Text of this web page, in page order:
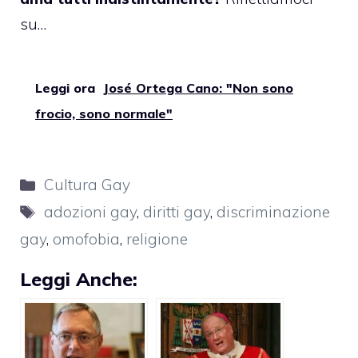
su…
Leggi ora
José Ortega Cano: "Non sono
frocio, sono normale"
Categorie
Cultura Gay
Tag
adozioni gay, diritti gay, discriminazione
gay, omofobia, religione
Leggi Anche: